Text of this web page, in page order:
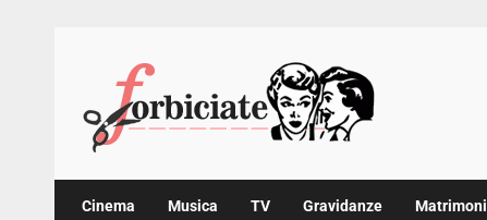
content
Cinema Musica TV Gravidanze Matrimoni